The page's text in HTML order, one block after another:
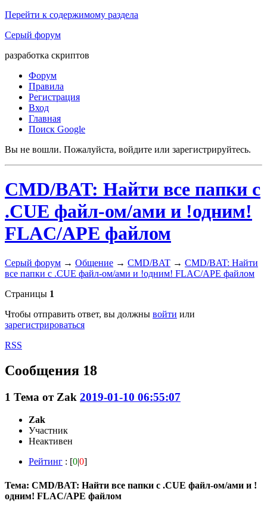
Перейти к содержимому раздела
Серый форум
разработка скриптов
Форум
Правила
Регистрация
Вход
Главная
Поиск Google
Вы не вошли. Пожалуйста, войдите или зарегистрируйтесь.
CMD/BAT: Найти все папки с
.CUE файл-ом/ами и !одним!
FLAC/APE файлом
Серый форум → Общение → CMD/BAT → CMD/BAT: Найти
все папки с .CUE файл-ом/ами и !одним! FLAC/APE файлом
Страницы 1
Чтобы отправить ответ, вы должны войти или
зарегистрироваться
RSS
Сообщения 18
1 Тема от Zak 2019-01-10 06:55:07
Zak
Участник
Неактивен
Рейтинг : [0|0]
Тема: CMD/BAT: Найти все папки с .CUE файл-ом/ами и !
одним! FLAC/APE файлом